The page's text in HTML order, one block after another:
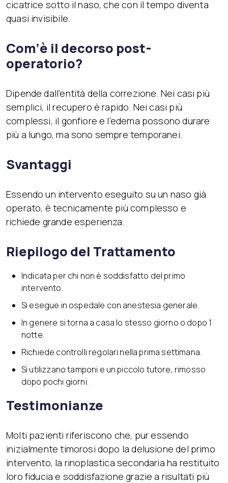
cicatrice sotto il naso, che con il tempo diventa
quasi invisibile.
Com’è il decorso post-
operatorio?
Dipende dall’entità della correzione. Nei casi più
semplici, il recupero è rapido. Nei casi più
complessi, il gonfiore e l’edema possono durare
più a lungo, ma sono sempre temporanei.
Svantaggi
Essendo un intervento eseguito su un naso già
operato, è tecnicamente più complesso e
richiede grande esperienza.
Riepilogo del Trattamento
Indicata per chi non è soddisfatto del primo
intervento.
Si esegue in ospedale con anestesia generale.
In genere si torna a casa lo stesso giorno o dopo 1
notte.
Richiede controlli regolari nella prima settimana.
Si utilizzano tamponi e un piccolo tutore, rimosso
dopo pochi giorni.
Testimonianze
Molti pazienti riferiscono che, pur essendo
inizialmente timorosi dopo la delusione del primo
intervento, la rinoplastica secondaria ha restituito
loro fiducia e soddisfazione grazie a risultati più